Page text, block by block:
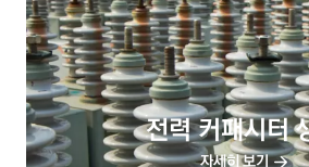
전력 커패시터
자세히 보기